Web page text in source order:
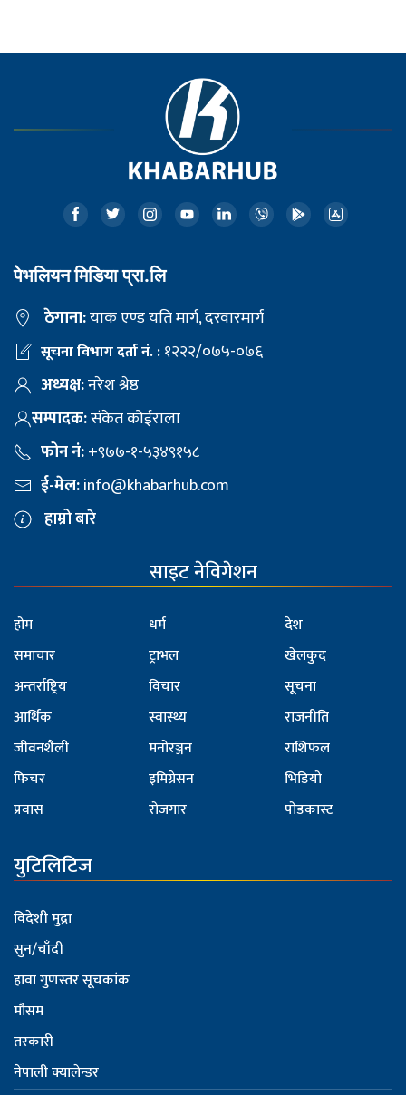
पेभलियन मिडिया प्रा.लि
ठेगाना:याक एण्ड यति मार्ग, दरवारमार्ग
सूचना विभाग दर्ता नं. :१२२२/०७५-०७६
अध्यक्ष:नरेश श्रेष्ठ
सम्पादक:संकेत कोईराला
फोन नं:+९७७-१-५३४९१५८
ई-मेल:info@khabarhub.com
हाम्रो बारे
साइट नेविगेशन
होम
समाचार
अन्तर्राष्ट्रिय
आर्थिक
जीवनशैली
फिचर
प्रवास
धर्म
ट्राभल
विचार
स्वास्थ्य
मनोरञ्जन
इमिग्रेसन
रोजगार
देश
खेलकुद
सूचना
राजनीति
राशिफल
भिडियो
पोडकास्ट
युटिलिटिज
विदेशी मुद्रा
सुन/चाँदी
हावा गुणस्तर सूचकांक
मौसम
तरकारी
नेपाली क्यालेन्डर